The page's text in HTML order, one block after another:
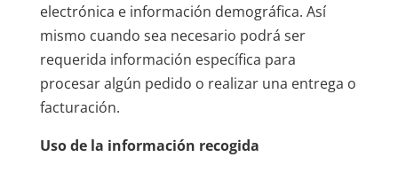
electrónica e información demográfica. Así
mismo cuando sea necesario podrá ser
requerida información específica para
procesar algún pedido o realizar una entrega o
facturación.
Uso de la información recogida